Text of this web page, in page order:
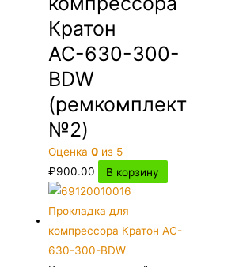
Кратон
АС-630-300-
BDW
(ремкомплект
№2)
Оценка0 из 5
₽900.00 В корзину